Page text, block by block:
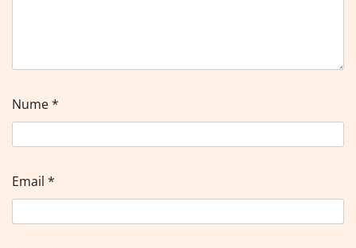
Nume*
Email *